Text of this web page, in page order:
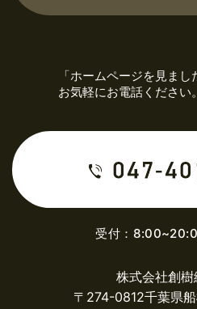
「ホームページを見まし
お気軽にお電話ください。
受付：
株式会社創樹
〒274-0812千葉県